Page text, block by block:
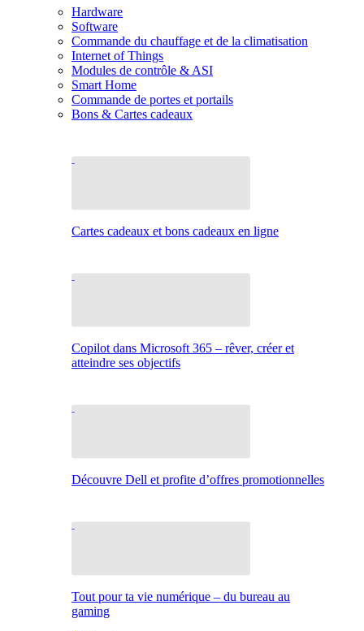
Hardware
Software
Commande du chauffage et de la climatisation
Internet of Things
Modules de contrôle & ASI
Smart Home
Commande de portes et portails
Bons & Cartes cadeaux
Cartes cadeaux et bons cadeaux en ligne
Copilot dans Microsoft 365 – rêver, créer et
atteindre ses objectifs
Découvre Dell et profite d’offres promotionnelles
Tout pour ta vie numérique – du bureau au
gaming